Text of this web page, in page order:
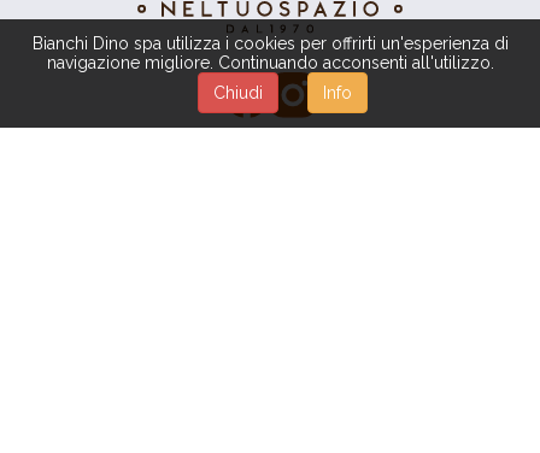
Bianchi Dino spa utilizza i cookies per offrirti un'esperienza di
navigazione migliore. Continuando acconsenti all'utilizzo.
Chiudi
Info